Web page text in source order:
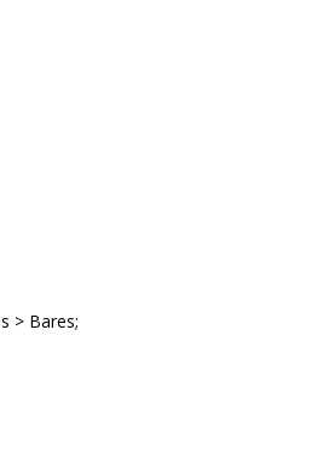
> Bares;